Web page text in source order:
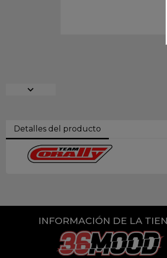
expand_more
Detalles del producto
INFORMACIÓN DE LA